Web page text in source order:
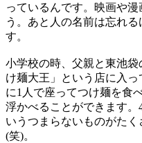
っているんです。映画や
う。あと人の名前は忘れ
す。
小学校の時、父親と東池
け麺大王」という店に入
に1人で座ってつけ麺を食
浮かべることができます。
いうつまらないものがた
(笑)。